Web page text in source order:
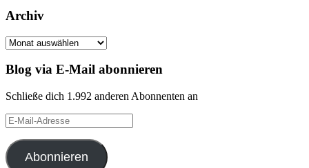
Archiv
Archiv
Blog via E-Mail abonnieren
Schließe dich 1.992 anderen Abonnenten an
E-
Mail-
Adresse
Abonnieren